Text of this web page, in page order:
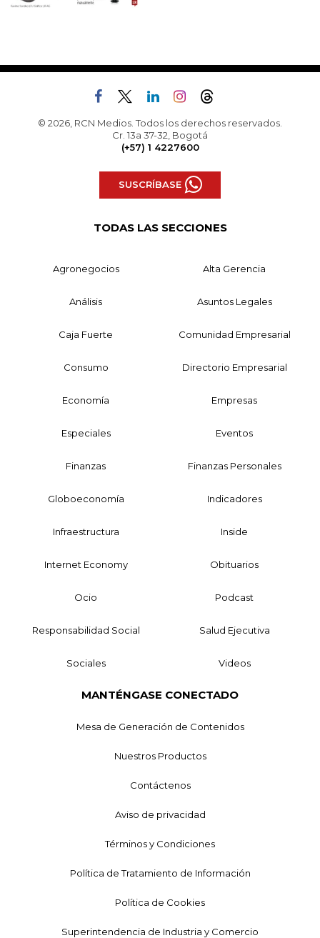
© 2026, RCN Medios. Todos los derechos reservados.
Cr. 13a 37-32, Bogotá
(+57) 1 4227600
SUSCRÍBASE
TODAS LAS SECCIONES
Agronegocios Alta Gerencia
Análisis Asuntos Legales
Caja Fuerte Comunidad Empresarial
Consumo Directorio Empresarial
Economía Empresas
Especiales Eventos
Finanzas Finanzas Personales
Globoeconomía Indicadores
Infraestructura Inside
Internet Economy Obituarios
Ocio Podcast
Responsabilidad Social Salud Ejecutiva
Sociales Videos
MANTÉNGASE CONECTADO
Mesa de Generación de Contenidos
Nuestros Productos
Contáctenos
Aviso de privacidad
Términos y Condiciones
Política de Tratamiento de Información
Política de Cookies
Superintendencia de Industria y Comercio